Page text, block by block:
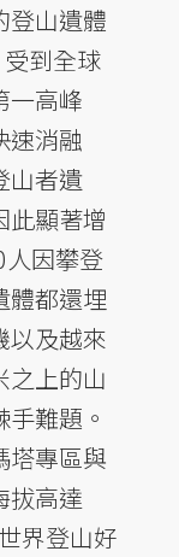
登山遺體
到全球
一高峰
速消融
山者遺
此顯著增
因攀登
體都還埋
以及越來
之上的山
難題。
塔專區與
拔高達
界登山好